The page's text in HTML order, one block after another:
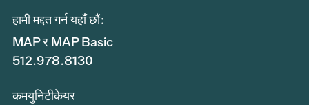
हामी मद्दत गर्न यहाँ छौं:
MAP र MAP Basic
512.978.8130
कमयुनिटीकेयर